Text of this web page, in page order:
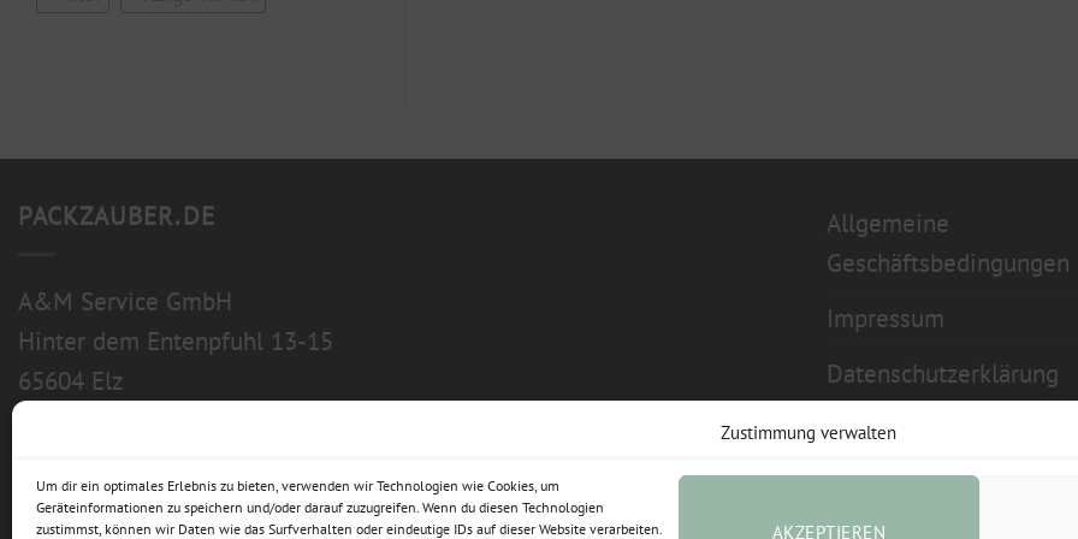
Zustimmung verwalten
Um dir ein optimales Erlebnis zu bieten, verwenden wir Technologien wie Cookies, um
Geräteinformationen zu speichern und/oder darauf zuzugreifen. Wenn du diesen Technologien
zustimmst, können wir Daten wie das Surfverhalten oder eindeutige IDs auf dieser Website verarbeiten.
AKZEPTIEREN
PACKZAUBER.DE
A&M Service GmbH
Hinter dem Entenpfuhl 13-15
65604 Elz
Allgemeine
Geschäftsbedingungen
Impressum
Datenschutzerklärung
Widerrufsbelehrung
Cookie-Richtlinie (EU)